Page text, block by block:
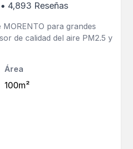
• 4,893 Reseñas
para grandes
de calidad del aire PM2.5 y
Área
100m²